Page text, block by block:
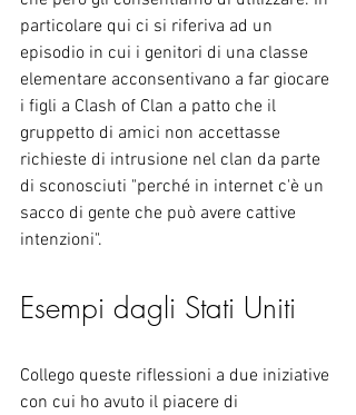
particolare qui ci si riferiva ad un
episodio in cui i genitori di una classe
elementare acconsentivano a far giocare
i figli a Clash of Clan a patto che il
gruppetto di amici non accettasse
richieste di intrusione nel clan da parte
di sconosciuti "perché in internet c'è un
sacco di gente che può avere cattive
intenzioni".
Esempi dagli Stati Uniti
Collego queste riflessioni a due iniziative
con cui ho avuto il piacere di